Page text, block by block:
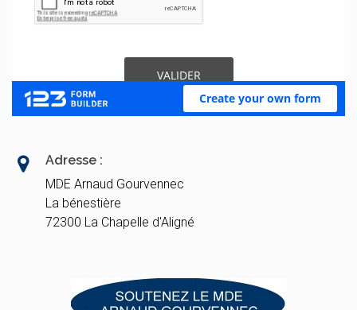
Adresse :
MDE Arnaud Gourvennec
La bénestière
72300 La Chapelle d'Aligné